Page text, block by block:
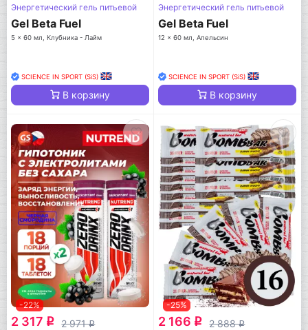
Энергетический гель питьевой
Gel Beta Fuel
5 x 60 мл, Клубника - Лайм
SCIENCE IN SPORT (SiS)
В корзину
Энергетический гель питьевой
Gel Beta Fuel
12 x 60 мл, Апельсин
SCIENCE IN SPORT (SiS)
В корзину
-22%
2 317 q 2 971q
-25%
2 166 q 2 888q